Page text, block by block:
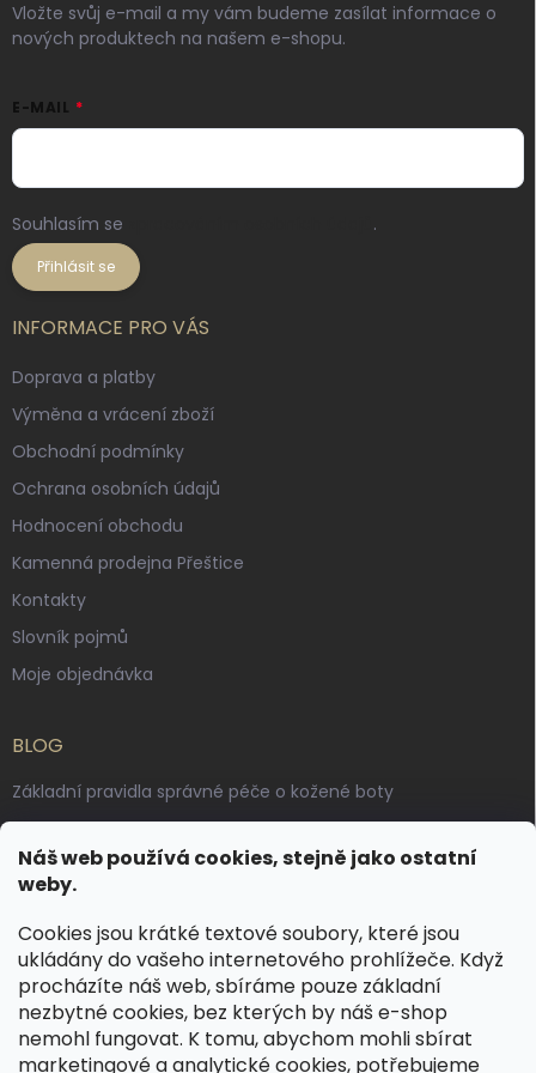
Náš web používá cookies, stejně jako ostatní
weby.
Cookies jsou krátké textové soubory, které jsou
ukládány do vašeho internetového prohlížeče. Když
procházíte náš web, sbíráme pouze základní
nezbytné cookies, bez kterých by náš e-shop
nemohl fungovat. K tomu, abychom mohli sbírat
marketingové a analytické cookies, potřebujeme
Vložte svůj e-mail a my vám budeme zasílat informace o
nových produktech na našem e-shopu.
E-MAIL
Souhlasím se .
Přihlásit se
INFORMACE PRO VÁS
Doprava a platby
Výměna a vrácení zboží
Obchodní podmínky
Ochrana osobních údajů
Hodnocení obchodu
Kamenná prodejna Přeštice
Kontakty
Slovník pojmů
Moje objednávka
BLOG
Základní pravidla správné péče o kožené boty
Výroba českých kožených opasků: vůně pravé kůže, dotek
řemesla
KONTAKT
dotazy@spongr.cz
+420 776 663 962